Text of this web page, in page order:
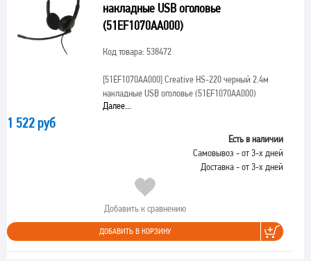
накладные USB оголовье
(51EF1070AA000)
Код товара: 538472
[51EF1070AA000]Creative HS-220 черный 2.4м
накладные USB оголовье (51EF1070AA000)
Далее...
1 522 руб
Есть в наличии
Самовывоз - от 3-х дней
Доставка - от 3-х дней
Добавить к сравнению
ДОБАВИТЬ В КОРЗИНУ